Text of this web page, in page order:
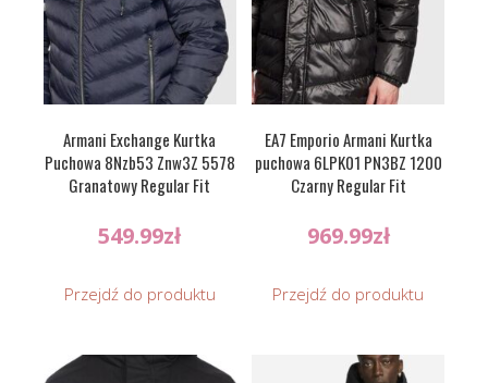
Armani Exchange Kurtka
Puchowa 8Nzb53 Znw3Z 5578
Granatowy Regular Fit
549.99zł
Przejdź do produktu
EA7 Emporio Armani Kurtka
puchowa 6LPK01 PN3BZ 1200
Czarny Regular Fit
969.99zł
Przejdź do produktu